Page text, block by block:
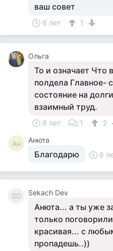
ваш совет
6 лет 1
Ольга
То и означает Что
полдела Главное-
состояние на
взаимный труд.
6 лет 1 2
Ан Анюта
Благодарю 6
SD Sekach Dev
Анюта... а ты уже
только
красивая... с
пропадешь..))